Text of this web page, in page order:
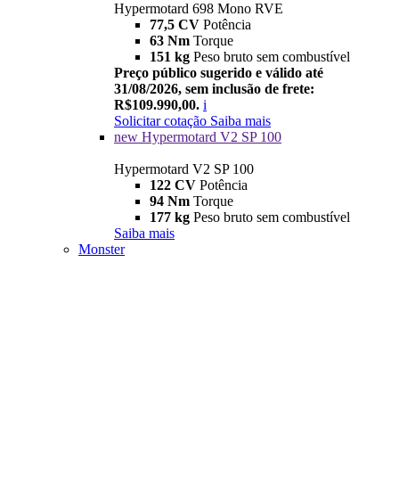
Hypermotard 698 Mono RVE
77,5 CV Potência
63 Nm Torque
151 kg Peso bruto sem combustível
Preço público sugerido e válido até
31/08/2026, sem inclusão de frete:
R$109.990,00. i
Solicitar cotação Saiba mais
new Hypermotard V2 SP 100
Hypermotard V2 SP 100
122 CV Potência
94 Nm Torque
177 kg Peso bruto sem combustível
Saiba mais
Monster